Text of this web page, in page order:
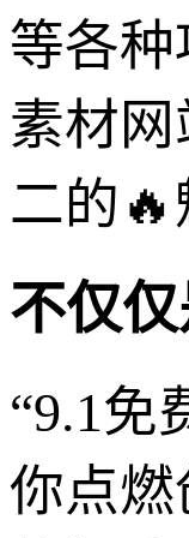
等各
素材
二的🔥
不仅
“9.1免
你点